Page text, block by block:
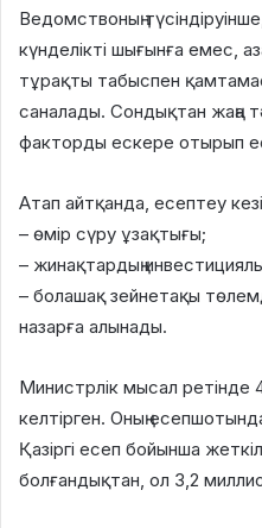
Ведомствоның
күнделікті шығынға емес,
тұрақты табыспен
саналады. Сондықтан жаңа
факторды ескере отырып
Атап айтқанда, есептеу
– өмір сүру ұзақтығы;
– жинақтардың
– болашақ зейнетақы
назарға алынады.
Министрлік мысал
келтірген. Оның
Қазіргі есеп бойынша
болғандықтан, ол 3,2